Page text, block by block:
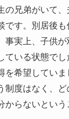
の兄弟がいて
です。別居後
事実上、子供
ている状態でし
を希望してい
制度はなく、
からないという